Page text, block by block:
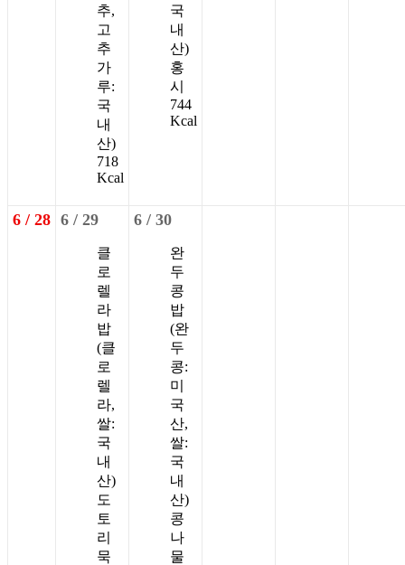
추,
고
추
가
루:
국
내
산)
718
Kcal
국
내
산)
홍
시
744
Kcal
6 / 28 6 / 29
클
로
렐
라
밥
(클
로
렐
라,
쌀:
국
내
산)
도
토
리
묵
6 / 30
완
두
콩
밥
(완
두
콩:
미
국
산,
쌀:
국
내
산)
콩
나
물